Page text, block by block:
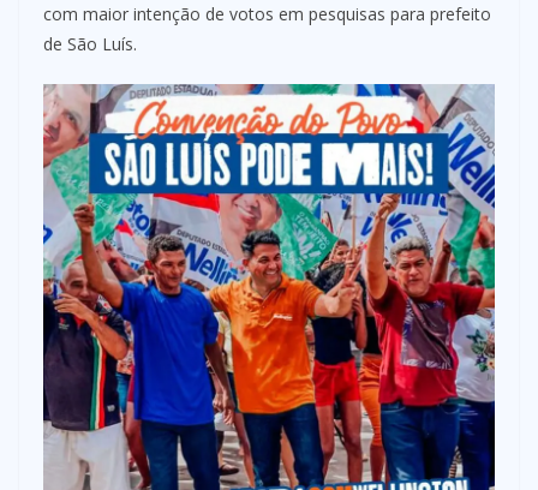
com maior intenção de votos em pesquisas para prefeito
de São Luís.